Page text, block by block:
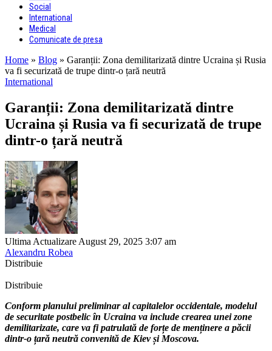
Social
International
Medical
Comunicate de presa
Home » Blog » Garanții: Zona demilitarizată dintre Ucraina și Rusia
va fi securizată de trupe dintr-o țară neutră
International
Garanții: Zona demilitarizată dintre
Ucraina și Rusia va fi securizată de trupe
dintr-o țară neutră
Ultima Actualizare August 29, 2025 3:07 am
Alexandru Robea
Distribuie
Distribuie
Conform planului preliminar al capitalelor occidentale, modelul
de securitate postbelic în Ucraina va include crearea unei zone
demilitarizate, care va fi patrulată de forțe de menținere a păcii
dintr-o țară neutră convenită de Kiev și Moscova.